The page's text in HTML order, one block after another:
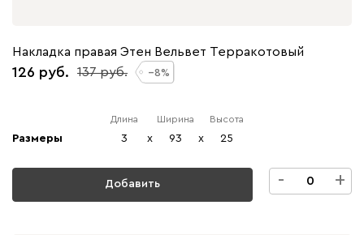
Накладка правая Этен Вельвет Терракотовый
126 137 8
Размеры
Длина
3 x
Ширина
93 x
Высота
25
Добавить - +